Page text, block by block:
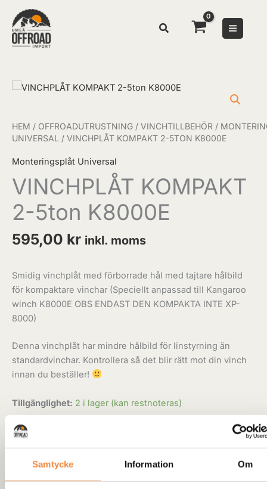
Samtycke Information Om
innehåll
HEM / OFFROADUTRUSTNING / VINCHTILLBEHÖR /
UNIVERSAL / VINCHPLÅT KOMPAKT 2-5TON K8000E
Monteringsplåt Universal
VINCHPLÅT KOMPAKT
2-5ton K8000E
595,00 kr inkl. moms
Smidig vinchplåt med förborrade hål med tajtare hålbild
för kompaktare vinchar (Speciellt anpassad till Kangaroo
winch K8000E OBS ENDAST DEN KOMPAKTA INTE XP-
8000)
Denna vinchplåt har mindre hålbild för linstyrning än
standardvinchar. Kontrollera så det blir rätt mot din vinch
innan du beställer!
Tillgänglighet: 2 i lager (kan restnoteras)
-
VINCHPLÅT
5ton
K8000E
mängd
Artikelnr:PWPMAK8000 Kategori:Monteringsplåt Universal